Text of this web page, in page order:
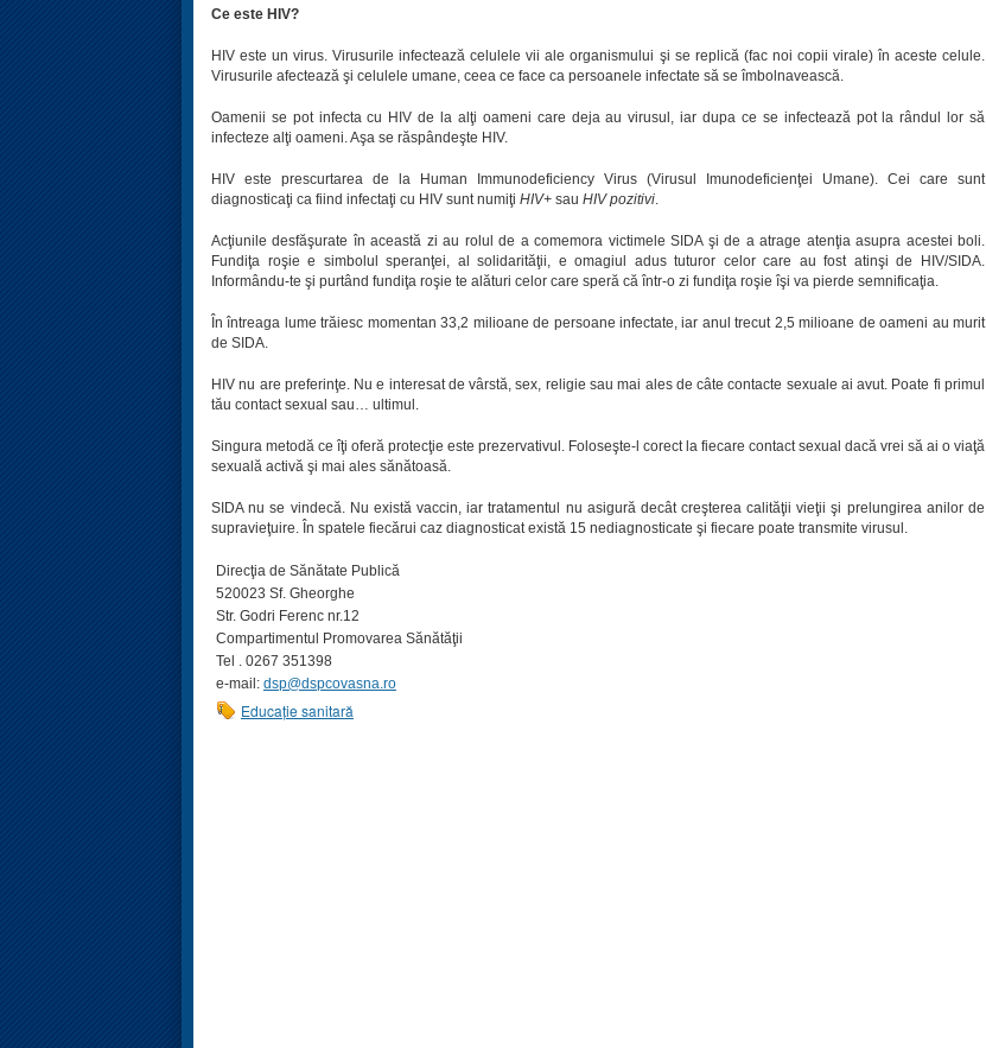
Ce este HIV?
HIV este un virus. Virusurile infectează celulele vii ale organismului şi se replică (fac noi copii virale) în aceste celule.
Virusurile afectează şi celulele umane, ceea ce face ca persoanele infectate să se îmbolnavească.
Oamenii se pot infecta cu HIV de la alţi oameni care deja au virusul, iar dupa ce se infectează pot la rândul lor să
infecteze alţi oameni. Aşa se răspândeşte HIV.
HIV este prescurtarea de la Human Immunodeficiency Virus (Virusul Imunodeficienţei Umane). Cei care sunt
diagnosticaţi ca fiind infectaţi cu HIV sunt numiţi HIV+ sau HIV pozitivi.
Acţiunile desfăşurate în această zi au rolul de a comemora victimele SIDA şi de a atrage atenţia asupra acestei boli.
Fundiţa roşie e simbolul speranţei, al solidarităţii, e omagiul adus tuturor celor care au fost atinşi de HIV/SIDA.
Informându-te şi purtând fundiţa roşie te alături celor care speră că într-o zi fundiţa roşie îşi va pierde semnificaţia.
În întreaga lume trăiesc momentan 33,2 milioane de persoane infectate, iar anul trecut 2,5 milioane de oameni au murit
de SIDA.
HIV nu are preferinţe. Nu e interesat de vârstă, sex, religie sau mai ales de câte contacte sexuale ai avut. Poate fi primul
tău contact sexual sau… ultimul.
Singura metodă ce îţi oferă protecţie este prezervativul. Foloseşte-l corect la fiecare contact sexual dacă vrei să ai o viaţă
sexuală activă şi mai ales sănătoasă.
SIDA nu se vindecă. Nu există vaccin, iar tratamentul nu asigură decât creşterea calităţii vieţii şi prelungirea anilor de
supravieţuire. În spatele fiecărui caz diagnosticat există 15 nediagnosticate şi fiecare poate transmite virusul.
Direcţia de Sănătate Publică
520023 Sf. Gheorghe
Str. Godri Ferenc nr.12
Compartimentul Promovarea Sănătăţii
Tel . 0267 351398
e-mail: dsp@dspcovasna.ro
Educație sanitară